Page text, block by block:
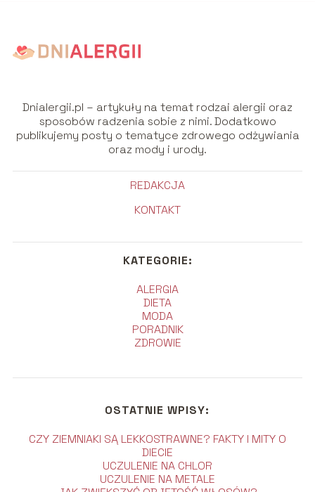
Dnialergii.pl – artykuły na temat rodzai alergii oraz
sposobów radzenia sobie z nimi. Dodatkowo
publikujemy posty o tematyce zdrowego odżywiania
oraz mody i urody.
REDAKCJA
KONTAKT
KATEGORIE:
ALERGIA
DIETA
MODA
PORADNIK
ZDROWIE
OSTATNIE WPISY:
CZY ZIEMNIAKI SĄ LEKKOSTRAWNE? FAKTY I MITY O
DIECIE
UCZULENIE NA CHLOR
UCZULENIE NA METALE